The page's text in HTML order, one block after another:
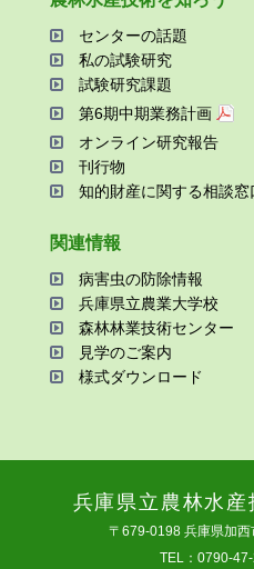
センターの話題
私の試験研究
試験研究課題
第6期中期業務計画
オンライン研究報告
刊⾏物
知的財産に関する相談窓
関連情報
病害⾍の防除情報
兵庫県⽴農業⼤学校
森林林業技術センター
⾒学のご案内
様式ダウンロード
兵庫県⽴農林⽔
〒679-0198 兵庫県加
TEL：0790-47-